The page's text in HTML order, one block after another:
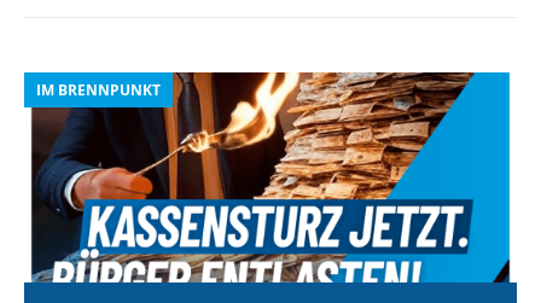
IM BRENNPUNKT